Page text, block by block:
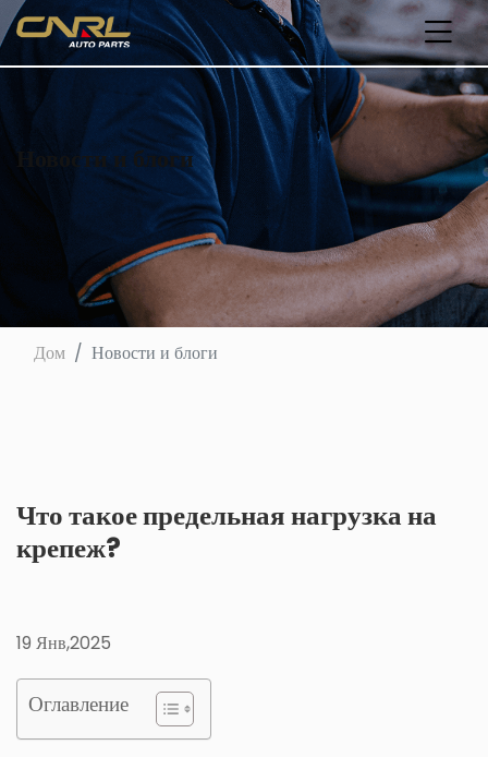
Новости и блоги
Дом Новости и блоги
Что такое предельная нагрузка на
крепеж?
19 Янв,2025
Оглавление